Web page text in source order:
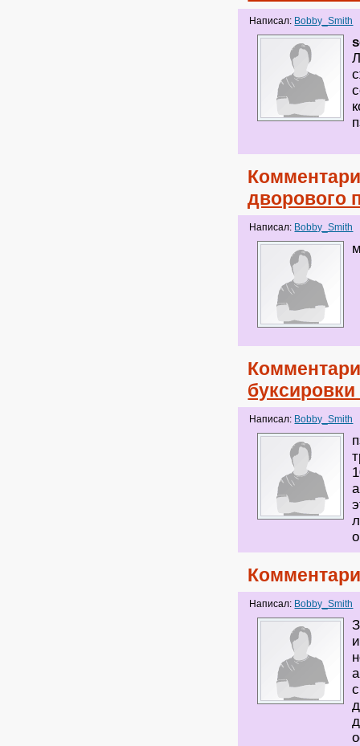
Написал: Bobby_Smith
дворового
Написал: Bobby_Smith
Написал: Bobby_Smith
Написал: Bobby_Smith